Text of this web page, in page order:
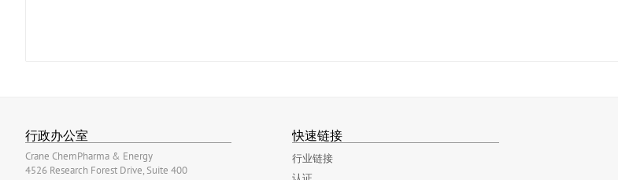
行政办公室
Crane ChemPharma & Energy
4526 Research Forest Drive, Suite 400
快速链接
行业链接